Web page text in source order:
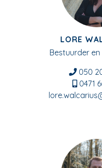
LORE
Bestuurder en
050
0471